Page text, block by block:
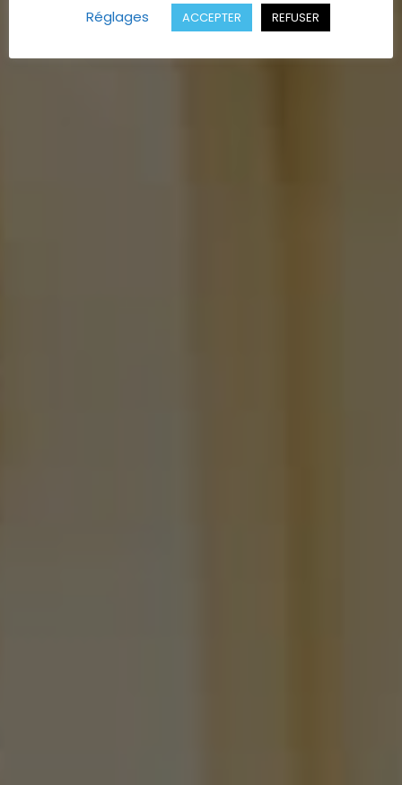
Réglages
ACCEPTER REFUSER